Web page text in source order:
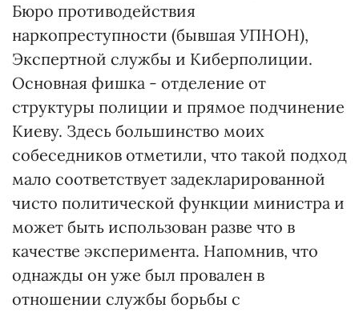
Бюро противодействия
наркопреступности (бывшая УПНОН),
Экспертной службы и Киберполиции.
Основная фишка - отделение от
структуры полиции и прямое подчинение
Киеву. Здесь большинство моих
собеседников отметили, что такой подход
мало соответствует задекларированной
чисто политической функции министра и
может быть использован разве что в
качестве эксперимента. Напомнив, что
однажды он уже был провален в
отношении службы борьбы с